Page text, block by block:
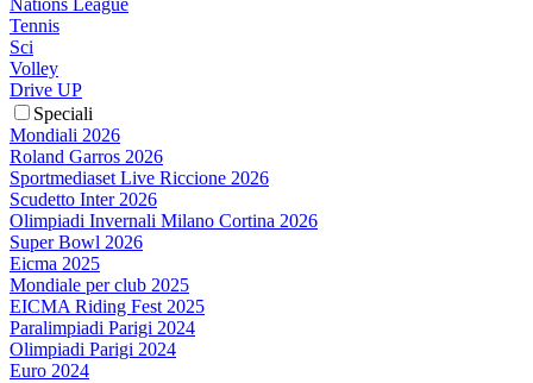
Nations League
Tennis
Sci
Volley
Drive UP
Speciali
Mondiali 2026
Roland Garros 2026
Sportmediaset Live Riccione 2026
Scudetto Inter 2026
Olimpiadi Invernali Milano Cortina 2026
Super Bowl 2026
Eicma 2025
Mondiale per club 2025
EICMA Riding Fest 2025
Paralimpiadi Parigi 2024
Olimpiadi Parigi 2024
Euro 2024